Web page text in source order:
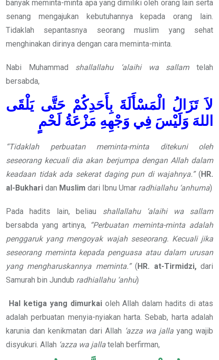
banyak meminta-minta apa yang dimiliki oleh orang lain serta
senang mengajukan kebutuhannya kepada orang lain.
Tidaklah sepantasnya seorang muslim yang sehat
menghinakan dirinya dengan cara meminta-minta.
Nabi Muhammad shallallahu ‘alaihi wa sallamtelah
bersabda,
لاَ تَزَالُ الْمَسْأَلَةَ بِأَحَدِكُمْ حَتَّى يَلْقَى
اللهَ وَلَيْسَ فِي وَجْهِهِ مَزْعَةُ لَحْمٍ
“Tidaklah perbuatan meminta-minta ditekuni oleh
seseorang kecuali dia akan berjumpa dengan Allah dalam
keadaan tidak ada sekerat daging pun di wajahnya.” ( HR.
al-Bukhari dan Muslim dari Ibnu Umar radhiallahu ‘anhuma)
Pada hadits lain, beliau shallallahu ‘alaihi wa sallam
bersabda yang artinya,
“Perbuatan meminta-minta adalah
penggaruk yang mengoyak wajah seseorang. Kecuali jika
seseorang meminta kepada penguasa atau dalam urusan
yang mengharuskannya meminta.”( HR. at-Tirmidzi,dari
Samurah bin Jundub radhiallahu ‘anhu)
Hal ketiga yang dimurkai oleh Allah dalam hadits di atas
adalah perbuatan menyia-nyiakan harta. Sebab, harta adalah
karunia dan kenikmatan dari Allah ‘azza wa jalla yang wajib
disyukuri. Allah ‘azza wa jalla telah berfirman,